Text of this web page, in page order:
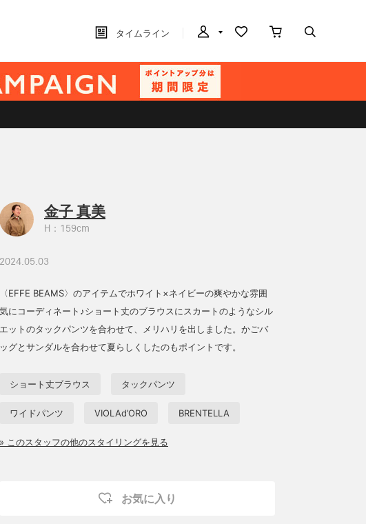
タイムライン
金子 真美
H：159cm
2024.05.03
〈EFFE BEAMS〉のアイテムでホワイト×ネイビーの爽やかな雰囲
気にコーディネート♪ショート丈のブラウスにスカートのようなシル
エットのタックパンツを合わせて、メリハリを出しました。かごバ
ッグとサンダルを合わせて夏らしくしたのもポイントです。
ショート丈ブラウス タックパンツ
ワイドパンツ VIOLAd’ORO BRENTELLA
» このスタッフの他のスタイリングを見る
お気に入り